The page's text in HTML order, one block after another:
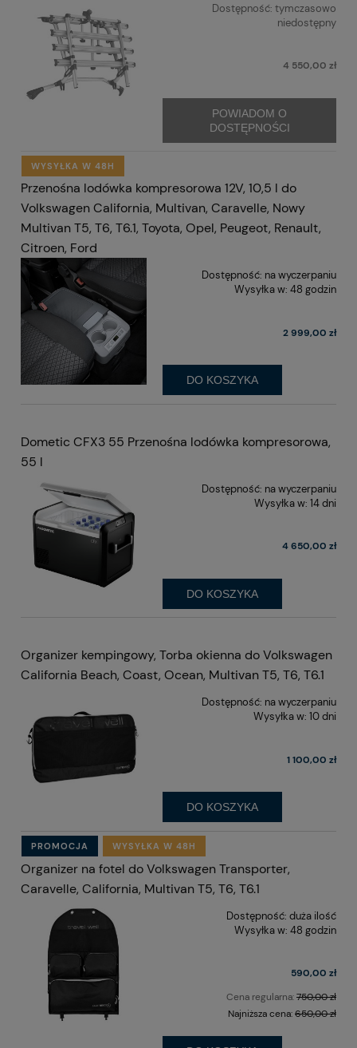
Dostępność: tymczasowo
niedostępny
4 550,00 zł
POWIADOM O
DOSTĘPNOŚCI
Przenośna lodówka kompresorowa 12V, 10,5 l do
Volkswagen California, Multivan, Caravelle, Nowy
Multivan T5, T6, T6.1, Toyota, Opel, Peugeot, Renault,
Citroen, Ford
Dostępność: na wyczerpaniu
Wysyłka w: 48 godzin
2 999,00 zł
DO KOSZYKA
WYSYŁKA W 48H
Dometic CFX3 55 Przenośna lodówka kompresorowa,
55 l
Dostępność: na wyczerpaniu
Wysyłka w: 14 dni
4 650,00 zł
DO KOSZYKA
Organizer kempingowy, Torba okienna do Volkswagen
California Beach, Coast, Ocean, Multivan T5, T6, T6.1
Dostępność: na wyczerpaniu
Wysyłka w: 10 dni
1 100,00 zł
DO KOSZYKA
Organizer na fotel do Volkswagen Transporter,
Caravelle, California, Multivan T5, T6, T6.1
Dostępność: duża ilość
Wysyłka w: 48 godzin
590,00 zł
Cena regularna:750,00 zł
Najniższa cena:650,00 zł
PROMOCJA WYSYŁKA W 48H